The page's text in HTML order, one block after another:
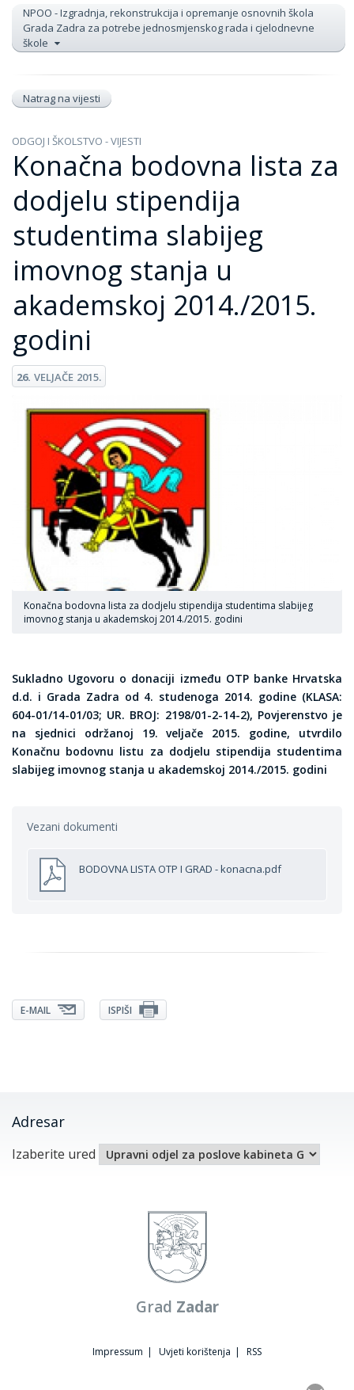
NPOO - Izgradnja, rekonstrukcija i opremanje osnovnih škola
Grada Zadra za potrebe jednosmjenskog rada i cjelodnevne
škole
Natrag na vijesti
ODGOJ I ŠKOLSTVO - VIJESTI
Konačna bodovna lista za
dodjelu stipendija
studentima slabijeg
imovnog stanja u
akademskoj 2014./2015.
godini
26. VELJAČE 2015.
Konačna bodovna lista za dodjelu stipendija studentima slabijeg
imovnog stanja u akademskoj 2014./2015. godini
Sukladno Ugovoru o donaciji između OTP banke Hrvatska
d.d. i Grada Zadra od 4. studenoga 2014. godine (KLASA:
604-01/14-01/03; UR. BROJ: 2198/01-2-14-2), Povjerenstvo je
na sjednici održanoj 19. veljače 2015. godine, utvrdilo
Konačnu bodovnu listu za dodjelu stipendija studentima
slabijeg imovnog stanja u akademskoj 2014./2015. godini
Vezani dokumenti
BODOVNA LISTA OTP I GRAD - konacna.pdf
E-MAIL ISPIŠI
Adresar
Izaberite ured
Grad Zadar
Impressum | Uvjeti korištenja | RSS